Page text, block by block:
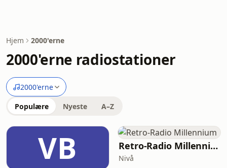
Hjem 2000'erne
2000'erne radiostationer
2000'erne
Populære Nyeste A–Z
VB Retro-Radio Millennium
Nivå